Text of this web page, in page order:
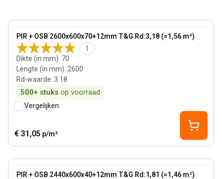
PIR + OSB 2600x600x70+12mm T&G Rd:3,18 (=1,56 m²)
1
Dikte (in mm): 70
Lengte (in mm): 2600
Rd-waarde: 3.18
500+ stuks op voorraad
View product
Vergelijken
€ 31,05 p/m²
PIR + OSB 2440x600x40+12mm T&G Rd:1,81 (=1,46 m²)
View product